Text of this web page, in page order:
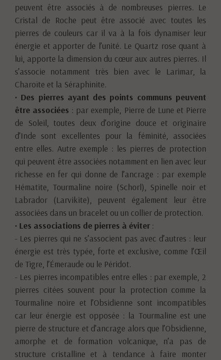
peuvent être associés à de nombreuses pierres. Le
Cristal de Roche peut être associé avec toutes les
pierres de couleurs car il va à la fois dynamiser leur
énergie et apporter de l’unité. Le Quartz rose quant à
lui, apporte la dimension du cœur aux autres pierres. Il
s’associe notamment très bien avec le Larimar, la
Charoïte et la Séraphinite.
• Des pierres ayant des points communs peuvent
être associées : par exemple, Pierre de Lune et Pierre
de Soleil, toutes deux d’origine douce et originaire
d’Inde sont excellentes pour la féminité, associées
entre elles. Autre exemple : les pierres de protection
qui peuvent être associées notamment en lien avec leur
richesse en fer qui donne de l’ancrage : par exemple
Hématite, Tourmaline noire (Schorl), Spinelle noir et
Labrador (Larvikite), peuvent également leur être
associées dans un bracelet ou un collier de protection.
• Les associations de pierres à éviter :
- Les pierres qui ne s’associent pas avec d’autres : leur
énergie est très typée, forte et exclusive, comme l’Œil
de Tigre, l’Émeraude ou le Péridot.
- Les pierres incompatibles entre elles : par exemple, 2
pierres citées souvent pour la protection comme la
Tourmaline noire et l’Obsidienne sont incompatibles
car leur énergie est opposée : la Tourmaline est une
pierre de structure et d’ancrage alors que l’Obsidienne,
amorphe et de formation volcanique, n’a pas de
structure cristalline et à tendance à faire monter